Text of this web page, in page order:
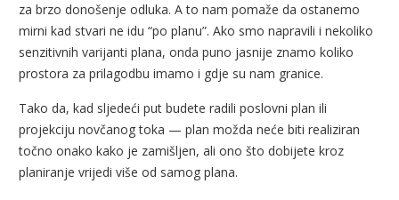
za brzo donošenje odluka. A to nam pomaže da ostanemo
mirni kad stvari ne idu “po planu”. Ako smo napravili i nekoliko
senzitivnih varijanti plana, onda puno jasnije znamo koliko
prostora za prilagodbu imamo i gdje su nam granice.
Tako da, kad sljedeći put budete radili poslovni plan ili
projekciju novčanog toka — plan možda neće biti realiziran
točno onako kako je zamišljen, ali ono što dobijete kroz
planiranje vrijedi više od samog plana.